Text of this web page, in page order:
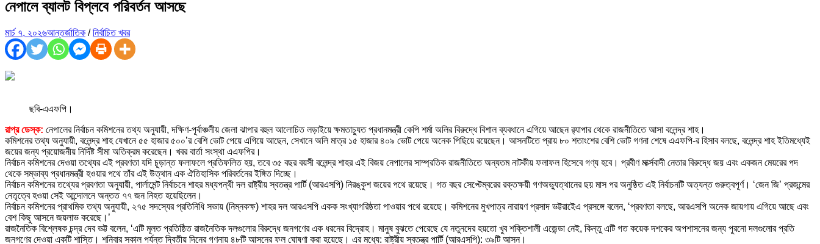
নেপালে ব্যালট বিপ্লবে পরিবর্তন আসছে
মার্চ ৭, ২০২৬আন্তর্জাতিক /নির্বাচিত খবর
ছবি-এএফপি।
রাপ্র ডেস্ক: নেপালের নির্বাচন কমিশনের তথ্য অনুযায়ী, দক্ষিণ-পূর্বাঞ্চলীয় জেলা ঝাপার বহুল আলোচিত লড়াইয়ে ক্ষমতাচ্যুত প্রধানমন্ত্রী কেপি শর্মা অলির বিরুদ্ধে বিশাল ব্যবধানে এগিয়ে আছেন র‍্যাপার থেকে রাজনীতিতে আসা বলেন্দ্র শাহ।
কমিশনের তথ্য অনুযায়ী, বলেন্দ্র শাহ যেখানে ৫৫ হাজার ৫০০’র বেশি ভোট পেয়ে এগিয়ে আছেন, সেখানে অলি মাত্র ১৫ হাজার ৪০৯ ভোট পেয়ে অনেক পিছিয়ে রয়েছেন। আসনটিতে প্রায় ৮০ শতাংশের বেশি ভোট গণনা শেষে এএফপি-র হিসাব বলছে, বলেন্দ্র শাহ ইতিমধ্যেই
জয়ের জন্য প্রয়োজনীয় নির্দিষ্ট সীমা অতিক্রম করেছেন। খবর বার্তা সংস্থা এএফপির।
নির্বাচন কমিশনের দেওয়া তথ্যের এই প্রবণতা যদি চূড়ান্ত ফলাফলে প্রতিফলিত হয়, তবে ৩৫ বছর বয়সী বলেন্দ্র শাহর এই বিজয় নেপালের সাম্প্রতিক রাজনীতিতে অন্যতম নাটকীয় ফলাফল হিসেবে গণ্য হবে। প্রবীণ মার্ক্সবাদী নেতার বিরুদ্ধে জয় এবং একজন মেয়রের পদ
থেকে সম্ভাব্য প্রধানমন্ত্রী হওয়ার পথে তাঁর এই উত্থান এক ঐতিহাসিক পরিবর্তনের ইঙ্গিত দিচ্ছে।
নির্বাচন কমিশনের তথ্যের প্রবণতা অনুযায়ী, পার্লামেন্ট নির্বাচনে শাহর মধ্যপন্থী দল রাষ্ট্রীয় স্বতন্ত্র পার্টি (আরএসপি) নিরঙ্কুশ জয়ের পথে রয়েছে। গত বছর সেপ্টেম্বরের রক্তক্ষয়ী গণঅভ্যুত্থানের ছয় মাস পর অনুষ্ঠিত এই নির্বাচনটি অত্যন্ত গুরুত্বপূর্ণ। ‘জেন জি’ প্রজন্মের
নেতৃত্বে হওয়া সেই আন্দোলনে অন্তত ৭৭ জন নিহত হয়েছিলেন।
নির্বাচন কমিশনের প্রাথমিক তথ্য অনুযায়ী, ২৭৫ সদস্যের প্রতিনিধি সভায় (নিম্নকক্ষ) শাহর দল আরএসপি একক সংখ্যাগরিষ্ঠতা পাওয়ার পথে রয়েছে। কমিশনের মুখপাত্র নারায়ণ প্রসাদ ভট্টরাইেএ প্রসঙ্গে বলেন, ‘প্রবণতা বলছে, আরএসপি অনেক জায়গায় এগিয়ে আছে এবং
বেশ কিছু আসনে জয়লাভ করেছে।’
রাজনৈতিক বিশ্লেষক চন্দ্র দেব ভট্ট বলেন, ‘এটি মূলত প্রতিষ্ঠিত রাজনৈতিক দলগুলোর বিরুদ্ধে জনগণের এক ধরনের বিদ্রোহ। মানুষ বুঝতে পেরেছে যে নতুনদের হয়তো খুব শক্তিশালী এজেন্ডা নেই, কিন্তু এটি গত কয়েক দশকের অপশাসনের জন্য পুরনো দলগুলোর প্রতি
জনগণের দেওয়া একটি শাস্তি। শনিবার সকাল পর্যন্ত দ্বিতীয় দিনের গণনায় ৪৮টি আসনের ফল ঘোষণা করা হয়েছে। এর মধ্যে: রাষ্ট্রীয় স্বতন্ত্র পার্টি (আরএসপি): ৩৯টি আসন।